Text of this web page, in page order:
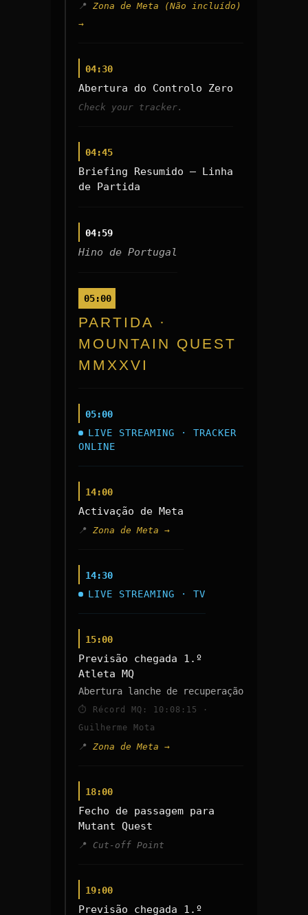
Zona de Meta (Não incluído)
→
04:30
Abertura do Controlo Zero
Check your tracker.
04:45
Briefing Resumido — Linha
de Partida
04:59
Hino de Portugal
05:00
PARTIDA ·
MOUNTAIN QUEST
MMXXVI
05:00
LIVE STREAMING · TRACKER
ONLINE
14:00
Activação de Meta
Zona de Meta →
14:30
LIVE STREAMING · TV
15:00
Previsão chegada 1.º
Atleta MQ
Abertura lanche de recuperação
⏱ Récord MQ: 10:08:15 ·
Guilherme Mota
Zona de Meta →
18:00
Fecho de passagem para
Mutant Quest
Cut-off Point
19:00
Previsão chegada 1.º